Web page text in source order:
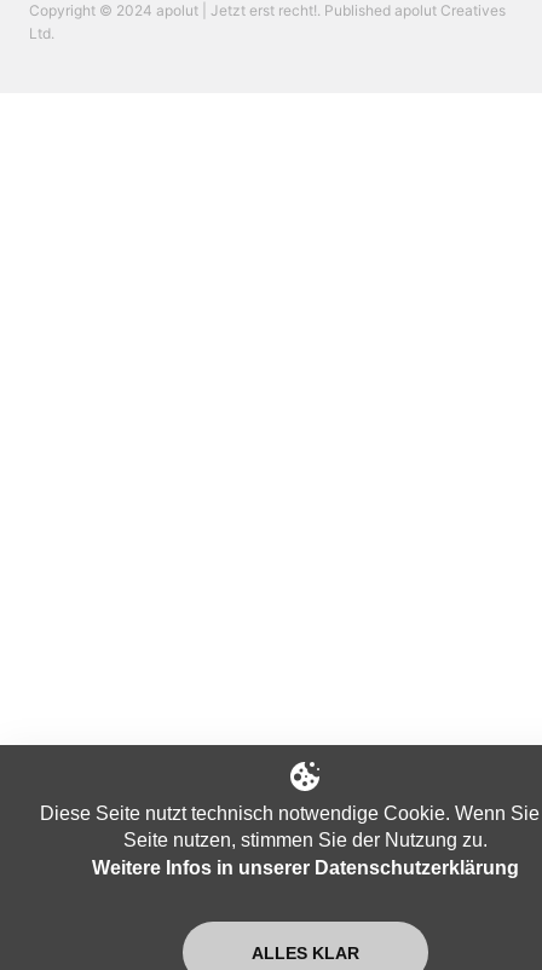
Copyright © 2024 apolut | Jetzt erst recht!. Published apolut Creatives
Ltd.
Diese Seite nutzt technisch notwendige Cookie. Wenn
Seite nutzen, stimmen Sie der Nutzung zu.
Weitere Infos in unserer Datenschutzerklärung
ALLES KLAR